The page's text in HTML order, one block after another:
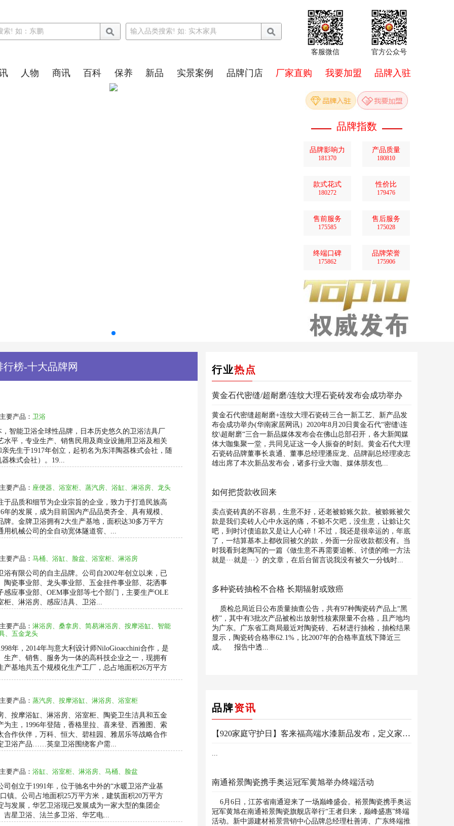
客服微信 官方公众号
人物 商讯 百科 保养 新品 实景案例 品牌门店 厂家直购 我要加盟 品牌入驻
品牌指数
品牌影响力
181370
产品质量
180810
款式花式
180272
性价比
179476
售前服务
175585
售后服务
175028
终端口碑
175862
品牌荣誉
175906
榜-十大品牌网
要产品： 卫浴
，智能卫浴全球性品牌，日本历史悠久的卫浴洁具厂
水平，专业生产、销售民用及商业设施用卫浴及相关
先生于1917年创立，起初名为东洋陶器株式会社，随
株式会社）。19...
要产品： 座便器、浴室柜、蒸汽房、浴缸、淋浴房、龙头
于品质和细节为企业宗旨的企业，致力于打造民族高
年的发展，成为目前国内产品品类齐全、具有规模、
牌。金牌卫浴拥有2大生产基地，面积达30多万平方
用机械公司的全自动宽体隧道窖、...
要产品： 马桶、浴缸、脸盆、浴室柜、淋浴房
浴有限公司的自主品牌。公司自2002年创立以来，已
陶瓷事业部、龙头事业部、五金挂件事业部、花洒事
感应事业部、OEM事业部等七个部门，主要生产OLE
柜、淋浴房、感应洁具、卫浴...
要产品： 淋浴房、桑拿房、简易淋浴房、按摩浴缸、智能
、五金龙头
年，2014年与意大利设计师NiloGioacchini合作，是
生产、销售、服务为一体的高科技企业之一，现拥有
产基地共五个规模化生产工厂，总占地面积26万平方
要产品： 蒸汽房、按摩浴缸、淋浴房、浴室柜
、按摩浴缸、淋浴房、浴室柜、陶瓷卫生洁具和五金
为主，1996年登陆，香格里拉、喜来登、西雅图、索
合作伙伴，万科、恒大、碧桂园、雅居乐等战略合作
卫浴产品……英皇卫浴围绕客户需...
要产品： 浴缸、浴室柜、淋浴房、马桶、脸盆
司创立于1991年，位于驰名中外的“水暖卫浴产业基
。公司占地面积25万平方米，建筑面积20万平方
与发展，华艺卫浴现已发展成为一家大型的集团企
吉星卫浴、法兰多卫浴、华艺电...
行业热点
黄金石代密缝/超耐磨/连纹大理石瓷砖发布会成功举办
黄金石代密缝超耐磨+连纹大理石瓷砖三合一新工艺、新产品发
布会成功举办(华南家居网讯）2020年8月20日黄金石代“密缝\连
纹\超耐磨“三合一新品媒体发布会在佛山总部召开，各大新闻媒
体大咖集聚一堂，共同见证这一令人振奋的时刻。黄金石代大理
石瓷砖品牌董事长袁通、董事总经理潘应龙、品牌副总经理凌志
雄出席了本次新品发布会，诸多行业大咖、媒体朋友也...
如何把货款收回来
卖点瓷砖真的不容易，生意不好，还老被赊账欠款。被赊账被欠
款是我们卖砖人心中永远的痛，不赊不欠吧，没生意，让赊让欠
吧，到时讨债追款又是让人心碎！不过，我还是很幸运的，年底
了，一结算基本上都收回被欠的款，外面一分应收款都没有。当
时我看到老陶写的一篇《做生意不再需要追帐、讨债的唯一方法
就是···就是···》的文章，在后台留言说我没有被欠一分钱时...
多种瓷砖抽检不合格 长期辐射或致癌
质检总局近日公布质量抽查公告，共有97种陶瓷砖产品上“黑
榜”，其中有3批次产品被检出放射性核素限量不合格，且产地均
为广东。广东省工商局最近对陶瓷砖、石材进行抽检，抽检结果
显示，陶瓷砖合格率62.1%，比2007年的合格率直线下降近三
成。 报告中透...
品牌资讯
【920家庭守护日】客来福高端水漆新品发布，定义家居新空间！
...
南通裕景陶瓷携手奥运冠军黄旭举办终端活动
6月6日，江苏省南通迎来了一场巅峰盛会。裕景陶瓷携手奥运
冠军黄旭在南通裕景陶瓷旗舰店举行“王者归来，巅峰盛惠”终端
活动。新中源建材裕景营销中心品牌总经理杜善涛、广东终端推